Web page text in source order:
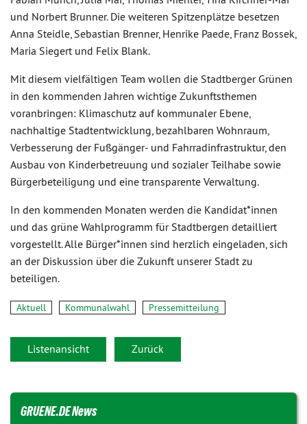
und Norbert Brunner. Die weiteren Spitzenplätze besetzen
Anna Steidle, Sebastian Brenner, Henrike Paede, Franz Bossek,
Maria Siegert und Felix Blank.
Mit diesem vielfältigen Team wollen die Stadtberger Grünen
in den kommenden Jahren wichtige Zukunftsthemen
voranbringen: Klimaschutz auf kommunaler Ebene,
nachhaltige Stadtentwicklung, bezahlbaren Wohnraum,
Verbesserung der Fußgänger- und Fahrradinfrastruktur, den
Ausbau von Kinderbetreuung und sozialer Teilhabe sowie
Bürgerbeteiligung und eine transparente Verwaltung.
In den kommenden Monaten werden die Kandidat*innen
und das grüne Wahlprogramm für Stadtbergen detailliert
vorgestellt. Alle Bürger*innen sind herzlich eingeladen, sich
an der Diskussion über die Zukunft unserer Stadt zu
beteiligen.
Aktuell Kommunalwahl Pressemitteilung
Listenansicht Zurück
GRUENE.DE News